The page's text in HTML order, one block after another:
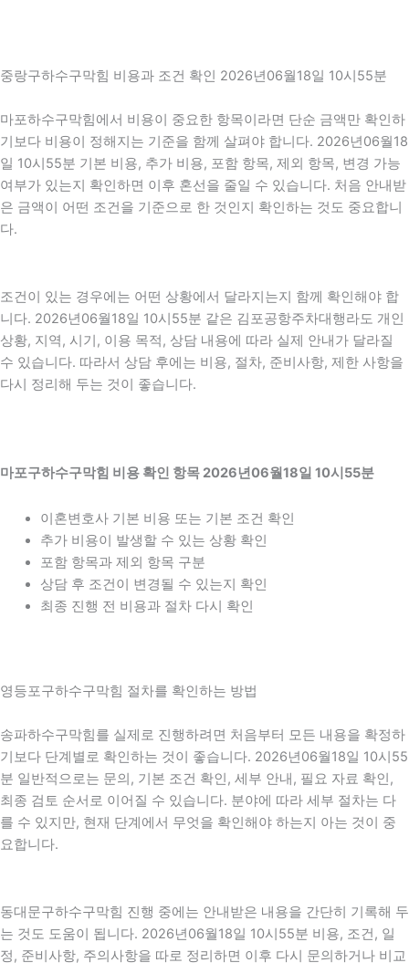
중랑구하수구막힘 비용과 조건 확인 2026년06월18일 10시55분
마포하수구막힘에서 비용이 중요한 항목이라면 단순 금액만 확인하
기보다 비용이 정해지는 기준을 함께 살펴야 합니다. 2026년06월18
일 10시55분 기본 비용, 추가 비용, 포함 항목, 제외 항목, 변경 가능
여부가 있는지 확인하면 이후 혼선을 줄일 수 있습니다. 처음 안내받
은 금액이 어떤 조건을 기준으로 한 것인지 확인하는 것도 중요합니
다.
조건이 있는 경우에는 어떤 상황에서 달라지는지 함께 확인해야 합
니다. 2026년06월18일 10시55분 같은 김포공항주차대행라도 개인
상황, 지역, 시기, 이용 목적, 상담 내용에 따라 실제 안내가 달라질
수 있습니다. 따라서 상담 후에는 비용, 절차, 준비사항, 제한 사항을
다시 정리해 두는 것이 좋습니다.
마포구하수구막힘 비용 확인 항목 2026년06월18일 10시55분
이혼변호사 기본 비용 또는 기본 조건 확인
추가 비용이 발생할 수 있는 상황 확인
포함 항목과 제외 항목 구분
상담 후 조건이 변경될 수 있는지 확인
최종 진행 전 비용과 절차 다시 확인
영등포구하수구막힘 절차를 확인하는 방법
송파하수구막힘를 실제로 진행하려면 처음부터 모든 내용을 확정하
기보다 단계별로 확인하는 것이 좋습니다. 2026년06월18일 10시55
분 일반적으로는 문의, 기본 조건 확인, 세부 안내, 필요 자료 확인,
최종 검토 순서로 이어질 수 있습니다. 분야에 따라 세부 절차는 다
를 수 있지만, 현재 단계에서 무엇을 확인해야 하는지 아는 것이 중
요합니다.
동대문구하수구막힘 진행 중에는 안내받은 내용을 간단히 기록해 두
는 것도 도움이 됩니다. 2026년06월18일 10시55분 비용, 조건, 일
정, 준비사항, 주의사항을 따로 정리하면 이후 다시 문의하거나 비교